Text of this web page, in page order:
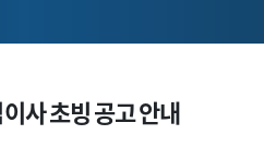
사 초빙 공고 안내